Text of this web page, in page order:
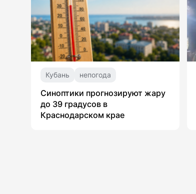
Кубань непогода
Синоптики прогнозируют жару
до 39 градусов в
Краснодарском крае